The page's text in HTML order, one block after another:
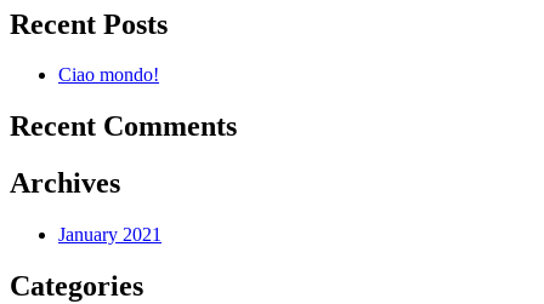
Recent Posts
Ciao mondo!
Recent Comments
Archives
January 2021
Categories